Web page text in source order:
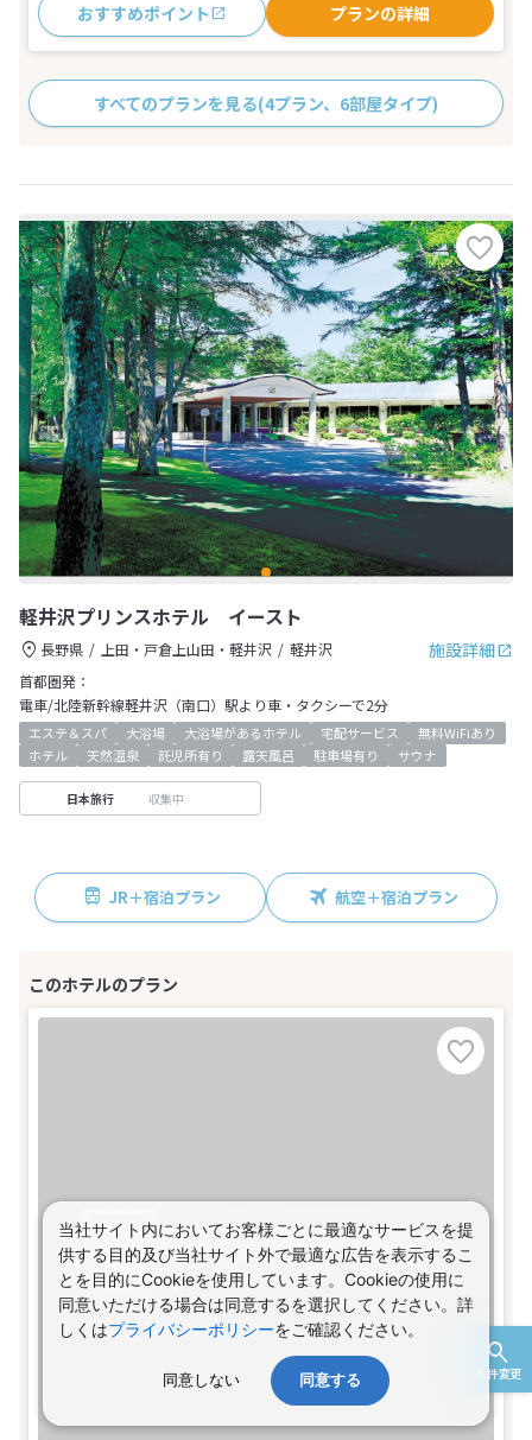
条件変更
おすすめポイント プランの詳細
すべてのプランを見る(4プラン、6部屋タイプ)
軽井沢プリンスホテル イースト
施設詳細
長野県 上田・戸倉上山田・軽井沢
軽井沢
首都圏発：
電車/北陸新幹線軽井沢（南口）駅より車・タクシーで2分
エステ＆スパ 大浴場 大浴場があるホテル 宅配サービス
無料WiFiあり
ホテル
天然温泉 託児所有り 露天風呂 駐車場有り サウナ
日本旅行 収集中
JR＋宿泊プラン 航空＋宿泊プラン
当社サイト内においてお客様ごとに最適なサービスを提
供する目的及び当社サイト外で最適な広告を表示するこ
とを目的にCookieを使用しています。Cookieの使用に
同意いただける場合は同意するを選択してください。詳
しくはプライバシーポリシーをご確認ください。
同意しない 同意する